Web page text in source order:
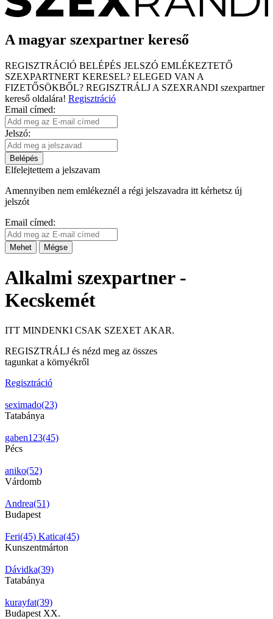
A magyar szexpartner kereső
REGISZTRÁCIÓ BELÉPÉS JELSZÓ EMLÉKEZTETŐ
SZEXPARTNERT KERESEL? ELEGED VAN A
FIZETŐSÖKBŐL? REGISZTRÁLJ A SZEXRANDI szexpartner
kereső oldalára! Regisztráció
Email címed:
Jelszó:
Belépés
Elfelejtettem a jelszavam
Amennyiben nem emlékeznél a régi jelszavadra itt kérhetsz új
jelszót
Email címed:
Mehet Mégse
Alkalmi szexpartner -
Kecskemét
ITT MINDENKI CSAK SZEXET AKAR.
REGISZTRÁLJ és nézd meg az összes
tagunkat a környékről
Regisztráció
seximado(23)
Tatabánya
gaben123(45)
Pécs
aniko(52)
Várdomb
Andrea(51)
Budapest
Feri(45) Katica(45)
Kunszentmárton
Dávidka(39)
Tatabánya
kurayfat(39)
Budapest XX.